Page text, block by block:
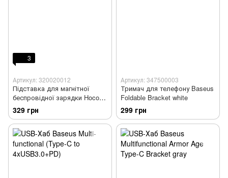
3
Артикул: 320020012
Підставка для магнітної
беспровідної зарядки Hoco
PH39 Daring silver
329 грн
Артикул: 347500003
Тримач для телефону Baseus
Foldable Bracket white
299 грн